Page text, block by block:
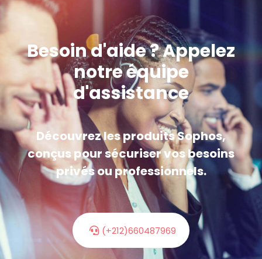
Besoin d'aide ? Appelez
notre équipe
d'assistance
Découvrez les produits Sophos,
conçus pour sécuriser vos besoins
privés ou professionnels.
(+212)660487969